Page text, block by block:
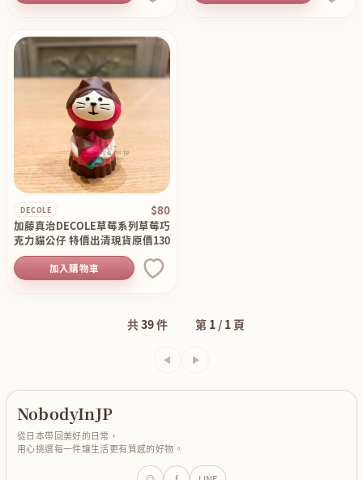
DECOLE $80
加藤真治DECOLE草莓系列草莓巧
克力貓公仔 特價出清現貨原價130
加入購物車
共39件 第 1 / 1 頁
上一頁下一頁
NobodyInJP
從日本帶回美好的日常，
用心挑選每一件讓生活更有質感的好物。